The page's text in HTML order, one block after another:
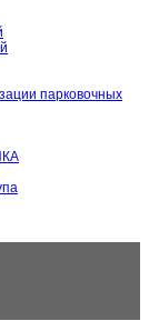
парковочных